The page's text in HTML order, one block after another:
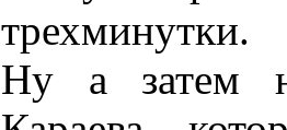
трехминутки.
Ну а затем